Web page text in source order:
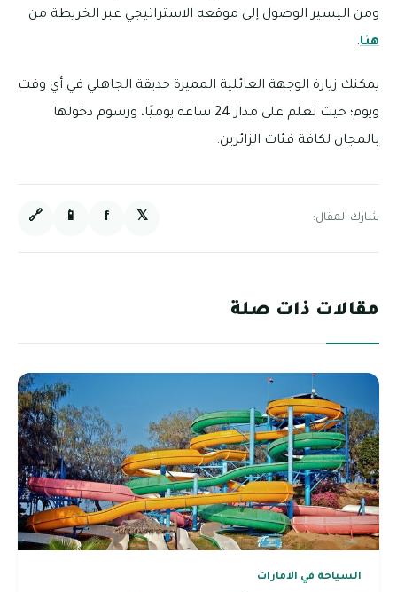
ومن اليسير الوصول إلى موقعه الاستراتيجي عبر الخريطة من
هنا.
يمكنك زيارة الوجهة العائلية المميزة حديقة الجاهلي في أي وقت
ويوم؛ حيث تعلم على مدار 24 ساعة يوميًا، ورسوم دخولها
بالمجان لكافة فئات الزائرين.
شارك المقال: 𝕏
f
📱
🔗
مقالات ذات صلة
السياحة في الامارات